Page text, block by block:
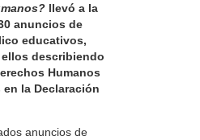
llevó a la
anuncios de
educativos,
describiendo
Humanos
la Declaración
anuncios de